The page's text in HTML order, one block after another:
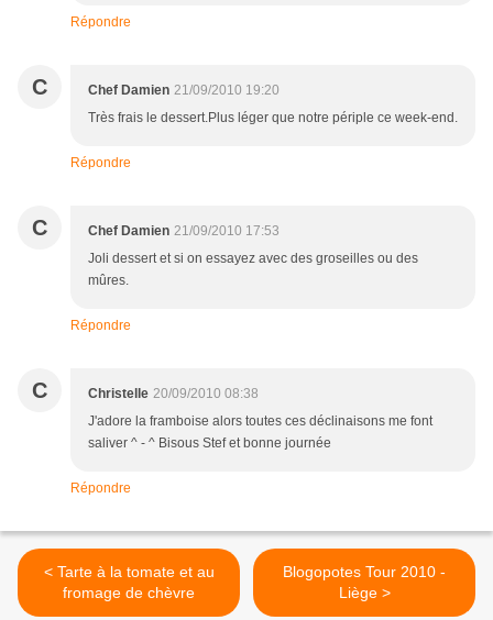
Répondre
C Chef Damien 21/09/2010 19:20
Très frais le dessert.Plus léger que notre périple ce week-end.
Répondre
C Chef Damien 21/09/2010 17:53
Joli dessert et si on essayez avec des groseilles ou des
mûres.
Répondre
C Christelle 20/09/2010 08:38
J'adore la framboise alors toutes ces déclinaisons me font
saliver ^ - ^ Bisous Stef et bonne journée
Répondre
< Tarte à la tomate et au
fromage de chèvre
Blogopotes Tour 2010 -
Liège >